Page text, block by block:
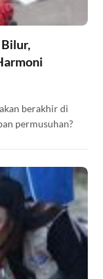
berakhir di
permusuhan?